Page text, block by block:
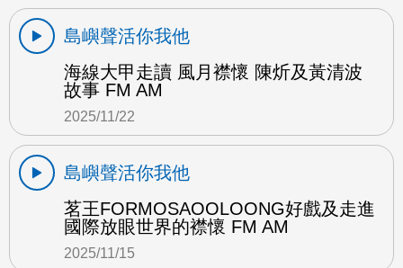
島嶼聲活你我他
海線大甲走讀 風月襟懷 陳炘及黃清波
故事 FM AM
2025/11/22
島嶼聲活你我他
茗王FORMOSAOOLOONG好戲及走進
國際放眼世界的襟懷 FM AM
2025/11/15